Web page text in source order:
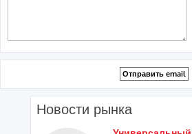
Новости рынка